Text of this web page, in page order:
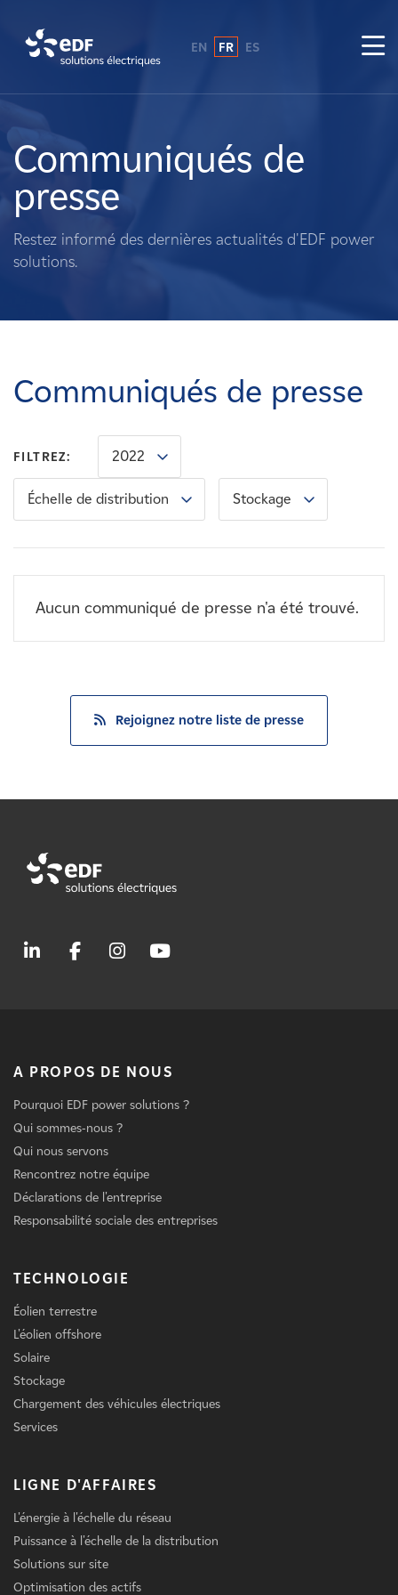
A propos de nous
Ce que nous faisons
Propriétaires fonciers
Carrières
Nouvelles
Contactez-nous
EN FR ES
Communiqués de
presse
Restez informé des dernières actualités d'EDF power
solutions.
Communiqués de presse
FILTREZ: 2022
Échelle de distribution Stockage
Aucun communiqué de presse n'a été trouvé.
Rejoignez notre liste de presse
A PROPOS DE NOUS
Pourquoi EDF power solutions ?
Qui sommes-nous ?
Qui nous servons
Rencontrez notre équipe
Déclarations de l'entreprise
Responsabilité sociale des entreprises
TECHNOLOGIE
Éolien terrestre
L'éolien offshore
Solaire
Stockage
Chargement des véhicules électriques
Services
LIGNE D'AFFAIRES
L'énergie à l'échelle du réseau
Puissance à l'échelle de la distribution
Solutions sur site
Optimisation des actifs